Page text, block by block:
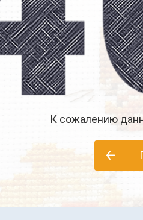
К сожалению